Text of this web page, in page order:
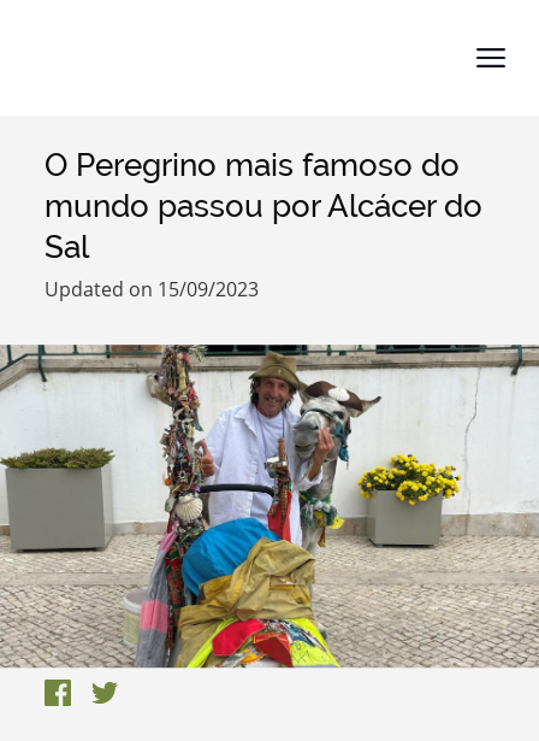
Search term
Filters
O Peregrino mais famoso do
mundo passou por Alcácer do
Sal
Updated on 15/09/2023